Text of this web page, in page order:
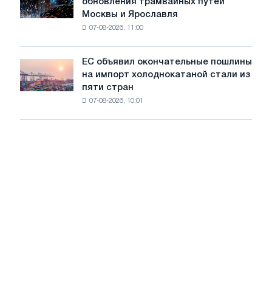
обезуглероживания
БМК
произвели
трамвайных
путей
Москвы
Ярославля
Москвы и Ярославля
07-08-2026, 11:00
объявил
окончательные
ЕС объявил окончательные пошлины
на импорт холоднокатаной стали из
пяти стран
07-08-2026, 10:01